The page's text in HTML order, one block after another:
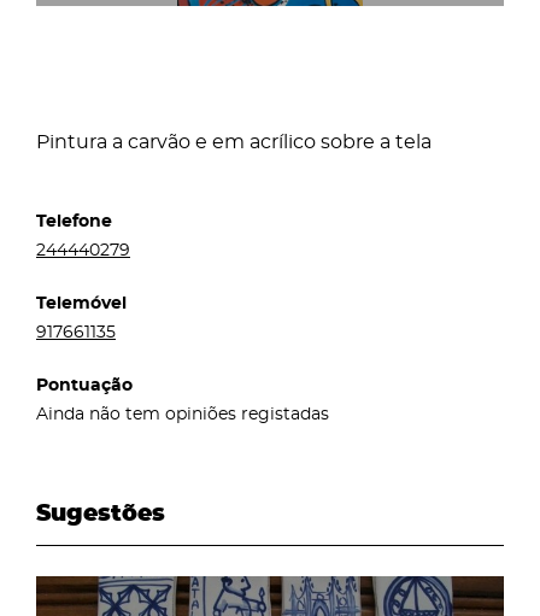
Pintura a carvão e em acrílico sobre a tela
Telefone
244440279
Telemóvel
917661135
Pontuação
Ainda não tem opiniões registadas
Sugestões
page